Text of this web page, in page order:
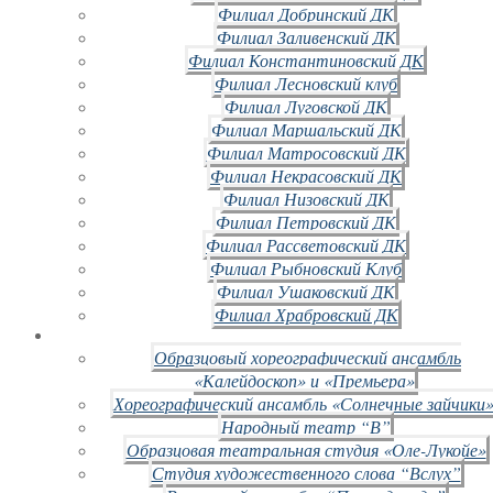
Филиал Добринский ДК
Филиал Заливенский ДК
Филиал Константиновский ДК
Филиал Лесновский клуб
Филиал Луговской ДК
Филиал Маршальский ДК
Филиал Матросовский ДК
Филиал Некрасовский ДК
Филиал Низовский ДК
Филиал Петровский ДК
Филиал Рассветовский ДК
Филиал Рыбновский Клуб
Филиал Ушаковский ДК
Филиал Храбровский ДК
Образцовый хореографический ансамбль
«Калейдоскоп» и «Премьера»
Хореографический ансамбль «Солнечные
Народный театр “В”
Образцовая театральная студия «Оле-Лукойе»
Студия художественного слова “Вслух”